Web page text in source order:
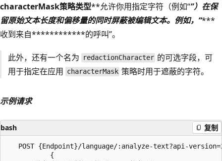
characterMask策略类型**允许你用指定字符（例如“”）在保
留原始文本长度和偏移量的同时屏蔽被编辑文本。例如，“***
收到来自************的呼叫”。
此外，还有一个名为 redactionCharacter 的可选字段，可
用于指定在应用 characterMask 策略时用于遮蔽的字符。
示例请求
bash 复制
POST {Endpoint}/language/:analyze-text?api-
           {